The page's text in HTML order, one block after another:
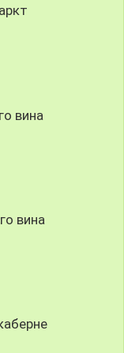
вина
вина